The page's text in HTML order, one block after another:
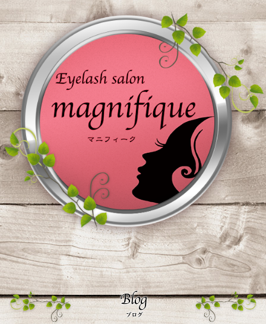
コ
ン
テ
ン
ツ
へ
ス
キ
ッ
プ